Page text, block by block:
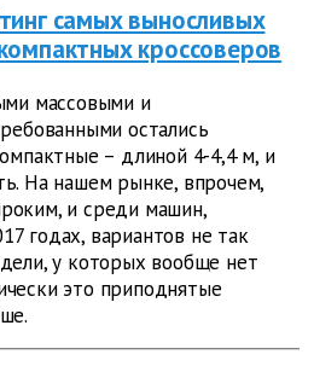
самых выносливых
кроссоверов
массовыми и
остались
– длиной 4-4,4 м, и
На нашем рынке, впрочем,
и среди машин,
годах, вариантов не так
у которых вообще нет
это приподнятые